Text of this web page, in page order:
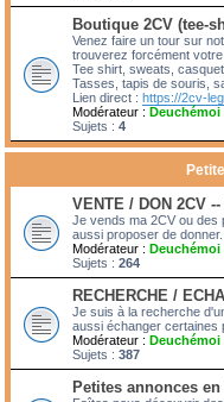
Boutique 2CV (tee-
Venez faire un tour sur
trouverez forcément votre
Tee shirt, sweats,
Tasses, tapis de souris,
Lien direct : https://2cv-
Modérateur : Deuchémoi
Sujets : 4
VENTE / DON 2CV
Je vends ma 2CV ou des
aussi proposer de
Modérateur : Deuchémoi
Sujets : 264
RECHERCHE /
Je suis à la recherche
aussi échanger certaines
Modérateur : Deuchémoi
Sujets : 387
Petites annonces